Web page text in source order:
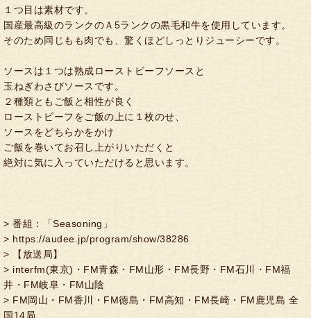
１つ目は素材です。
国産最高級のランクのＡ5ランクの黒毛和牛を使用しています。
そのため同じもも肉でも、驚くほどしっとりジューシーです。
ソースは１つは熟成ローストビーフソースと
玉ねぎわさびソースです。
２種類ともご飯と相性が良く
ローストビーフをご飯の上に１枚のせ、
ソースをどちらかをかけ
ご飯を巻いてお召し上がりいただくと
絶対に気に入っていただけると思います。
> 番組：「Seasoning 」
> https://audee.jp/program/show/38286
>
【放送局】
> interfm(東京) ・ FM青森・ FM山形・ FM長野・ FM石川・ FM福
井・ FM岐阜・ FM山陰
> FM岡山・ FM香川・ FM徳島・ FM高知・ FM長崎・ FM 鹿児島 全
国 14局